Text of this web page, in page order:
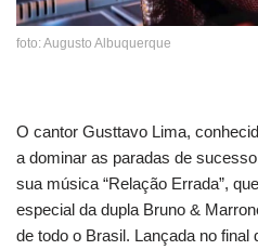
foto: Augusto Albuquerque
O cantor Gusttavo Lima,
a dominar as paradas de
sua música “Relação Errada”,
especial da dupla Bruno &
de todo o Brasil. Lançada no final